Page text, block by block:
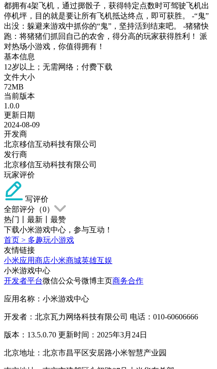
都拥有4架飞机，通过掷骰子，获得特定点数时可驾驶飞机出
停机坪，目的就是要让所有飞机抵达终点，即可获胜。 -“鬼”
出没：躲避来游戏中抓你的“鬼”，坚持活到结束吧。 -猪猪快
跑：将猪猪们抓回自己的农舍，得分高的玩家获得胜利！ 派
对热场小游戏，你值得拥有！
基本信息
12岁以上；无需网络；付费下载
文件大小
72MB
当前版本
1.0.0
更新日期
2024-08-09
开发商
北京移信互动科技有限公司
发行商
北京移信互动科技有限公司
玩家评价
写评价
全部评分（0）
热门
最新
最赞
下载小米游戏中心，参与互动！
首页 > 多趣玩小游戏
友情链接
小米应用商店小米商城英雄互娱
小米游戏中心
开发者平台微信公众号微博主页商务合作
应用名称：小米游戏中心
开发者：北京瓦力网络科技有限公司 电话：010-60606666
版本：13.5.0.70 更新时间：2025年3月24日
北京地址：北京市昌平区安居路小米智慧产业园